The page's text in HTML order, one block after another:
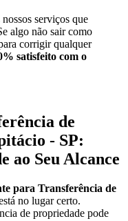
serviços que
algo não sair como
corrigir qualquer
satisfeito com o
de
- SP:
ao Seu Alcance
para Transferência de
no lugar certo.
de propriedade pode